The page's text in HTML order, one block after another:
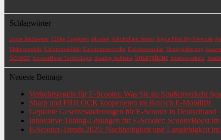
Schlagwörter
25km Reichweite 120kg Tragkraft Alkohol Alkohol am Steuer Apple Find My Network
Elektromobile Elektromobilität Elektromotorroller Elektrotretroller Handyhalterung
Scooter ScooterBoost Technologie Sharing Anbieter Smartphone Straßenverkehr
Neueste Beiträge
Verkehrsregeln für E-Scooter: Was Sie im Straßenverkehr
Sharp und FIDLOCK kooperieren im Bereich E-Mobilität
Geplante Gesetzesänderungen für E-Scooter in Deutschland
Innovative Tuning-Lösungen für E-Scooter: ScooterBoost
E-Scooter-Trends 2025: Nachhaltigkeit und Langlebigkeit